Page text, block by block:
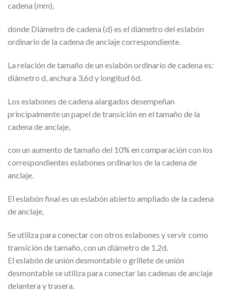
cadena (mm),
donde Diámetro de cadena (d) es el diámetro del eslabón
ordinario de la cadena de anclaje correspondiente.
La relación de tamaño de un eslabón ordinario de cadena es:
diámetro d, anchura 3,6d y longitud 6d.
Los eslabones de cadena alargados desempeñan
principalmente un papel de transición en el tamaño de la
cadena de anclaje,
con un aumento de tamaño del 10% en comparación con los
correspondientes eslabones ordinarios de la cadena de
anclaje.
El eslabón final es un eslabón abierto ampliado de la cadena
de anclaje,
Se utiliza para conectar con otros eslabones y servir como
transición de tamaño, con un diámetro de 1,2d.
El eslabón de unión desmontable o grillete de unión
desmontable se utiliza para conectar las cadenas de anclaje
delantera y trasera.